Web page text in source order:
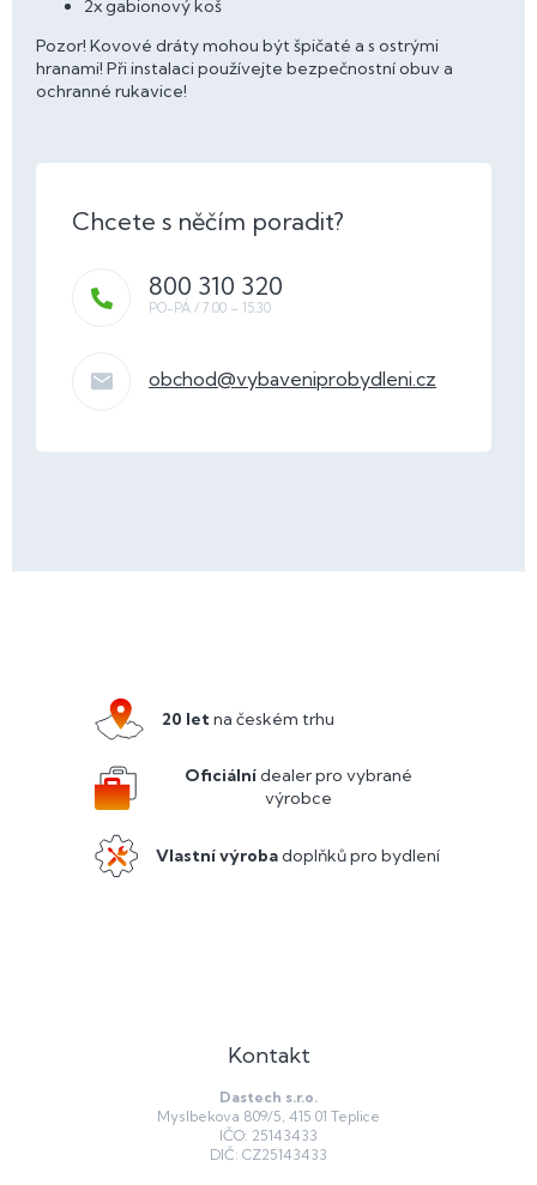
2x gabionový koš
Pozor! Kovové dráty mohou být špičaté a s ostrými
hranami! Při instalaci používejte bezpečnostní obuv a
ochranné rukavice!
obchod@vybaveniprobydleni.cz
800 310 320
20 letna českém trhu
Oficiálnídealer pro vybrané
výrobce
Vlastní výrobadoplňků pro bydlení
Kontakt
Dastech s.r.o.
Myslbekova 809/5, 415 01 Teplice
IČO: 25143433
DIČ: CZ25143433